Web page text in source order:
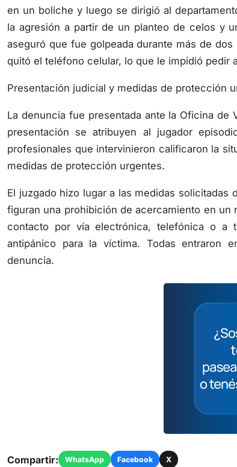
en un boliche y luego se dirigió al
la agresión a partir de un planteo de celos y
aseguró que fue golpeada durante más de
quitó el teléfono celular, lo que le impidió pedir
Presentación judicial y medidas de protección
La denuncia fue presentada ante la Oficina de
presentación se atribuyen al jugador
profesionales que intervinieron calificaron la
medidas de protección urgentes.
El juzgado hizo lugar a las medidas solicitadas
figuran una prohibición de acercamiento en
contacto por vía electrónica, telefónica o a
antipánico para la víctima. Todas entraron
denuncia.
Compartir: WhatsApp Facebook X